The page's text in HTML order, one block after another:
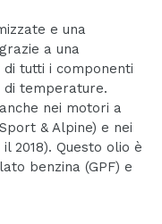
e una
a una
tutti i componenti
temperature.
nei motori a
& Alpine) e nei
2018). Questo olio è
benzina (GPF) e